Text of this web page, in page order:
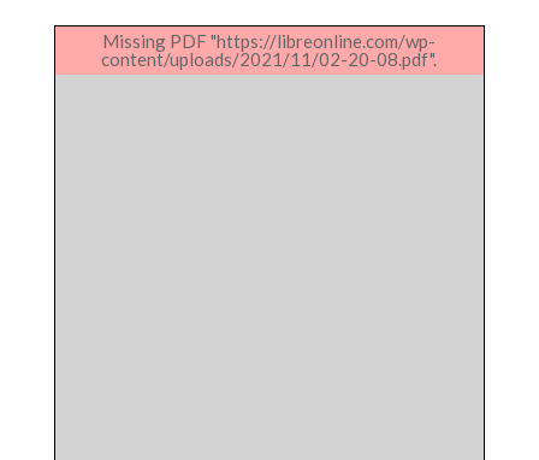
Missing PDF "https://libreonline.com/wp-
content/uploads/2021/11/02-20-08.pdf".